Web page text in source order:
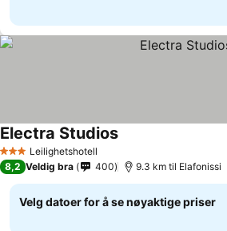
3 StjernerLeilighetshotell
Electra Studios
8,2 Veldig bra 400 9.3 km til Elafonissi
Velg datoer for å se nøyaktige priser